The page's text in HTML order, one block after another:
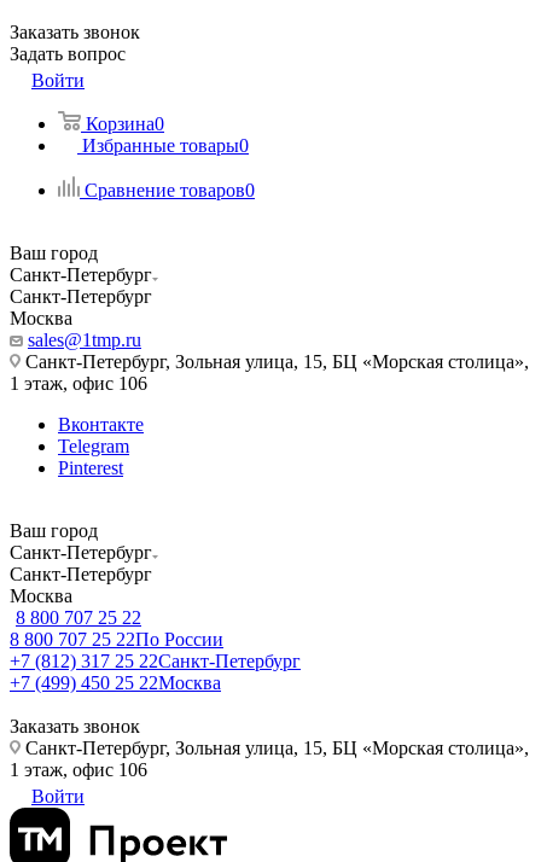
Заказать звонок
Задать вопрос
Войти
Корзина0
Избранные товары0
Сравнение товаров0
Ваш город
Санкт-Петербург
Санкт-Петербург
Москва
sales@1tmp.ru
Санкт-Петербург, Зольная улица, 15, БЦ «Морская столица»,
1 этаж, офис 106
Вконтакте
Telegram
Pinterest
Ваш город
Санкт-Петербург
Санкт-Петербург
Москва
8 800 707 25 22
8 800 707 25 22По России
+7 (812) 317 25 22Санкт-Петербург
+7 (499) 450 25 22Москва
Заказать звонок
Санкт-Петербург, Зольная улица, 15, БЦ «Морская столица»,
1 этаж, офис 106
Войти